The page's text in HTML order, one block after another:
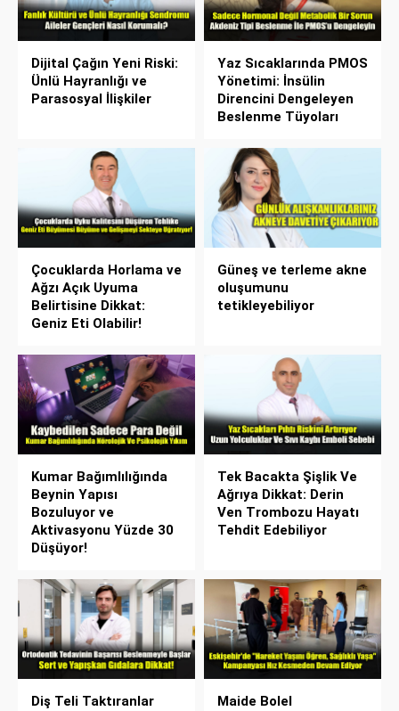
Dijital Çağın Yeni Riski:
Ünlü Hayranlığı ve
Parasosyal İlişkiler
Yaz Sıcaklarında PMOS
Yönetimi: İnsülin
Direncini Dengeleyen
Beslenme Tüyoları
Çocuklarda Horlama ve
Ağzı Açık Uyuma
Belirtisine Dikkat:
Geniz Eti Olabilir!
Güneş ve terleme akne
oluşumunu
tetikleyebiliyor
Kumar Bağımlılığında
Beynin Yapısı
Bozuluyor ve
Aktivasyonu Yüzde 30
Düşüyor!
Tek Bacakta Şişlik Ve
Ağrıya Dikkat: Derin
Ven Trombozu Hayatı
Tehdit Edebiliyor
Diş Teli Taktıranlar
Maide Bolel